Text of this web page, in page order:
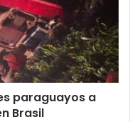
paraguayos a
Brasil